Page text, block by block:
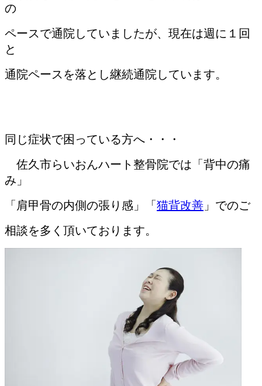
の
ペースで通院していましたが、現在は週に１回
と
通院ペースを落とし継続通院しています。
同じ症状で困っている方へ・・・
佐久市らいおんハート整骨院では「背中の痛
み」
「肩甲骨の内側の張り感」「 猫背改善 」 でのご
相談を多く頂いております。